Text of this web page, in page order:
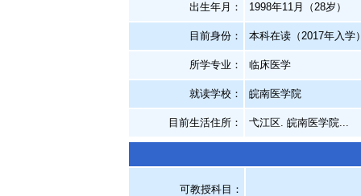
出生年月： 1998年11月（28岁）
目前身份： 本科在读（2017年入学
所学专业： 临床医学
就读学校： 皖南医学院
目前生活住所： 弋江区. 皖南医学院...
可教授科目：